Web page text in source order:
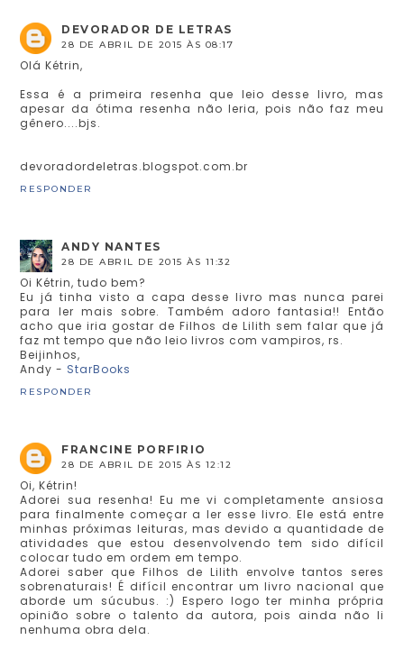
DEVORADOR DE LETRAS
28 DE ABRIL DE 2015 ÀS 08:17
Olá Kétrin,
Essa é a primeira resenha que leio desse livro, mas
apesar da ótima resenha não leria, pois não faz meu
gênero....bjs.
devoradordeletras.blogspot.com.br
RESPONDER
ANDY NANTES
28 DE ABRIL DE 2015 ÀS 11:32
Oi Kétrin, tudo bem?
Eu já tinha visto a capa desse livro mas nunca parei
para ler mais sobre. Também adoro fantasia!! Então
acho que iria gostar de Filhos de Lilith sem falar que já
faz mt tempo que não leio livros com vampiros, rs.
Beijinhos,
Andy - StarBooks
RESPONDER
FRANCINE PORFIRIO
28 DE ABRIL DE 2015 ÀS 12:12
Oi, Kétrin!
Adorei sua resenha! Eu me vi completamente ansiosa
para finalmente começar a ler esse livro. Ele está entre
minhas próximas leituras, mas devido a quantidade de
atividades que estou desenvolvendo tem sido difícil
colocar tudo em ordem em tempo.
Adorei saber que Filhos de Lilith envolve tantos seres
sobrenaturais! É difícil encontrar um livro nacional que
aborde um súcubus. :) Espero logo ter minha própria
opinião sobre o talento da autora, pois ainda não li
nenhuma obra dela.